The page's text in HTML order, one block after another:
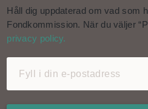
Håll dig uppdaterad om vad som
Fondkommission. När du väljer
privacy policy.